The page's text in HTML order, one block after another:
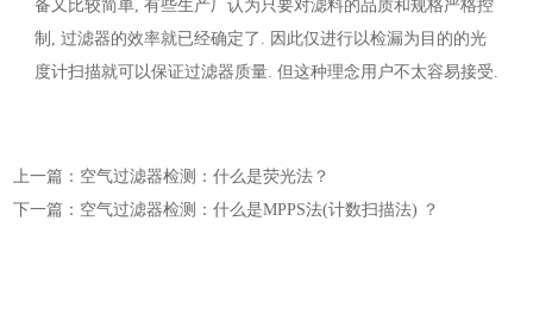
备又比较简单, 有些生产厂认为只要对滤料的品质和规格严格控
制, 过滤器的效率就已经确定了. 因此仅进行以检漏为目的的光
度计扫描就可以保证过滤器质量. 但这种理念用户不太容易接受.
上一篇：空气过滤器检测：什么是荧光法？
下一篇：空气过滤器检测：什么是MPPS法(计数扫描法) ？